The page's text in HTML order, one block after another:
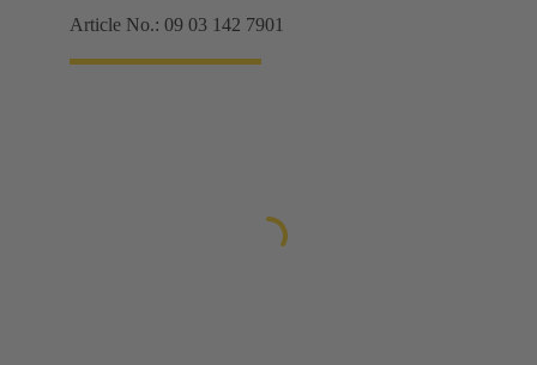
Article No.: 09 03 142 7901